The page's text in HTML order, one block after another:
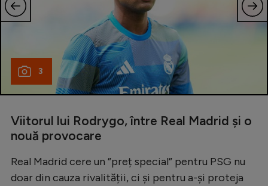
3
Viitorul lui Rodrygo, între Real Madrid și o
nouă provocare
Real Madrid cere un ”preț special” pentru PSG nu
doar din cauza rivalității, ci și pentru a-și proteja